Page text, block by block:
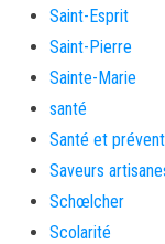
Saint-Esprit
Saint-Pierre
Sainte-Marie
santé
Santé et
Saveurs
Schœlcher
Scolarité